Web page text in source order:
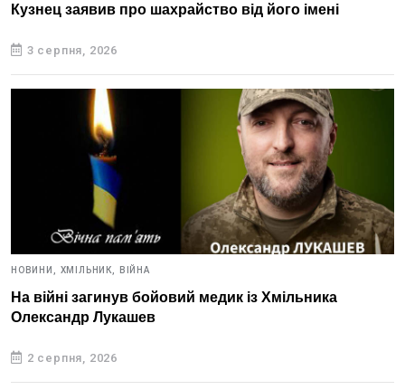
Кузнец заявив про шахрайство від його імені
3 серпня, 2026
НОВИНИ, ХМІЛЬНИК, ВІЙНА
На війні загинув бойовий медик із Хмільника
Олександр Лукашев
2 серпня, 2026